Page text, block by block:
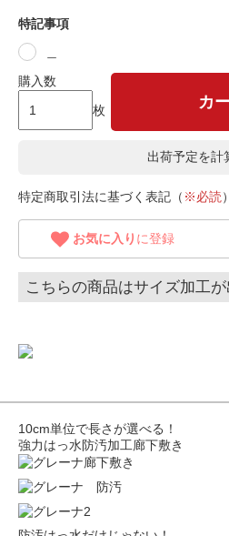
特記事項
購入数
枚
カ
出荷予定を計
特定商取引法に基づく表記（ ※必読）
お気に入り に登録
こちらの商品はサイズ加工が
10cm単位で長さが選べる！
強力はっ水防汚加工廊下敷き